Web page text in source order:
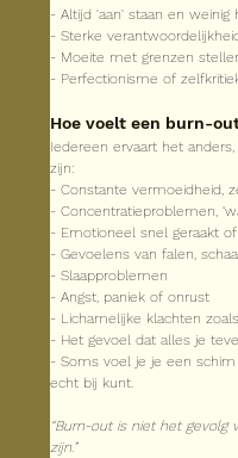
- Altijd 'aan' staan en weinig
- Sterke
- Moeite met grenzen
- Perfectionisme of
Hoe voelt een burn-
Iedereen ervaart het
zijn:
- Constante vermoeidheid,
- Concentratieproblemen,
- Emotioneel snel geraakt
- Gevoelens van falen,
- Slaapproblemen
- Angst, paniek of onrust
- Lichamelijke klachten
- Het gevoel dat alles je
- Soms voel je je een
echt bij kunt.
“Burn-out is niet het gevolg
zijn.”